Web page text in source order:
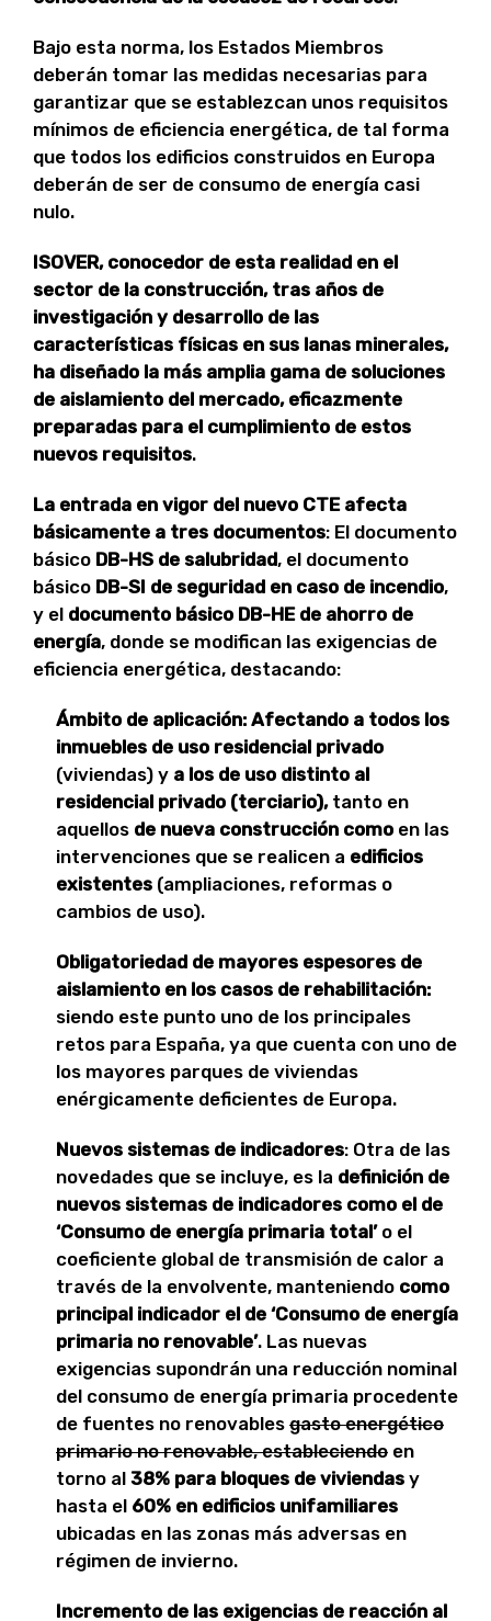
Bajo esta norma, los Estados Miembros
deberán tomar las medidas necesarias para
garantizar que se establezcan unos requisitos
mínimos de eficiencia energética, de tal forma
que todos los edificios construidos en Europa
deberán de ser de consumo de energía casi
nulo.
ISOVER, conocedor de esta realidad en el
sector de la construcción, tras años de
investigación y desarrollo de las
características físicas en sus lanas minerales,
ha diseñado la más amplia gama de soluciones
de aislamiento del mercado, eficazmente
preparadas para el cumplimiento de estos
nuevos requisitos.
La entrada en vigor del nuevo CTE afecta
básicamente a tres documentos: El documento
básico DB-HS de salubridad, el documento
básico DB-SI de seguridad en caso de incendio,
y el documento básico DB-HE de ahorro de
energía, donde se modifican las exigencias de
eficiencia energética, destacando:
Ámbito de aplicación: Afectando a todos los
inmuebles de uso residencial privado
(viviendas) y a los de uso distinto al
residencial privado (terciario), tanto en
aquellos de nueva construcción como en las
intervenciones que se realicen a edificios
existentes (ampliaciones, reformas o
cambios de uso).
Obligatoriedad de mayores espesores de
aislamiento en los casos de rehabilitación:
siendo este punto uno de los principales
retos para España, ya que cuenta con uno de
los mayores parques de viviendas
enérgicamente deficientes de Europa.
Nuevos sistemas de indicadores: Otra de las
novedades que se incluye, es la definición de
nuevos sistemas de indicadores como el de
‘Consumo de energía primaria total’o el
coeficiente global de transmisión de calor a
través de la envolvente, manteniendo como
principal indicador el de ‘Consumo de energía
primaria no renovable’. Las nuevas
exigencias supondrán una reducción nominal
del consumo de energía primaria procedente
de fuentes no renovables gasto energético
primario no renovable, estableciendo en
torno al 38% para bloques de viviendas y
hasta el 60% en edificios unifamiliares
ubicadas en las zonas más adversas en
régimen de invierno.
Incremento de las exigencias de reacción al